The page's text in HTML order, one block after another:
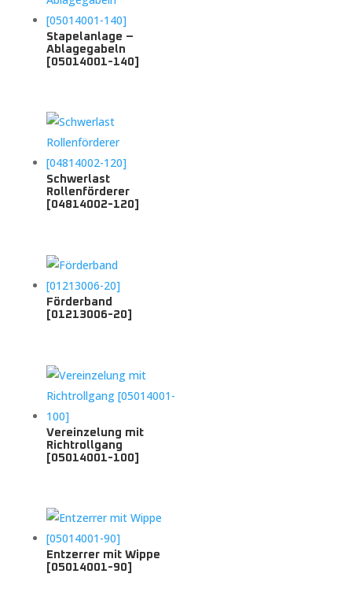
Stapelanlage –
Ablagegabeln
[05014001-140]
Schwerlast
Rollenförderer
[04814002-120]
Förderband
[01213006-20]
Vereinzelung mit
Richtrollgang
[05014001-100]
Entzerrer mit Wippe
[05014001-90]